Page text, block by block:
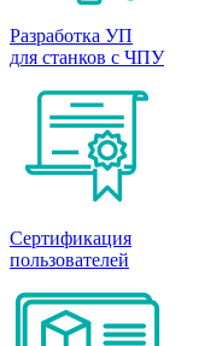
Разработка УП
для станков с ЧПУ
Сертификация
пользователей